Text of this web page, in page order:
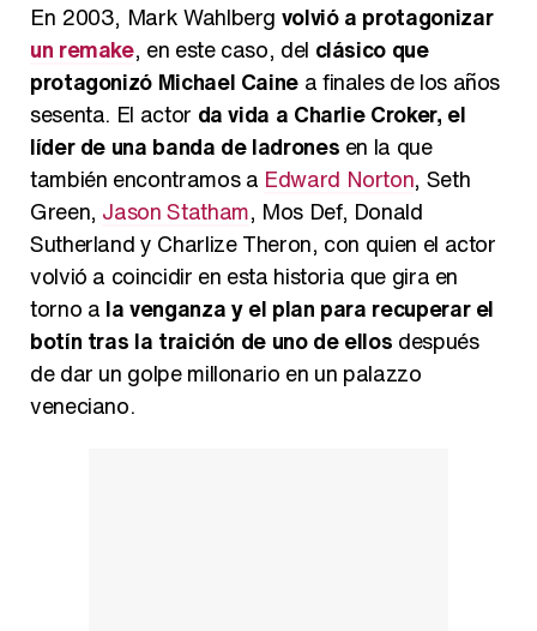
En 2003, Mark Wahlberg volvió a protagonizar
un remake, en este caso, del clásico que
protagonizó Michael Caine a finales de los años
sesenta. El actor da vida a Charlie Croker, el
líder de una banda de ladrones en la que
también encontramos a Edward Norton, Seth
Green, Jason Statham, Mos Def, Donald
Sutherland y Charlize Theron, con quien el actor
volvió a coincidir en esta historia que gira en
torno a la venganza y el plan para recuperar el
botín tras la traición de uno de ellos después
de dar un golpe millonario en un palazzo
veneciano.